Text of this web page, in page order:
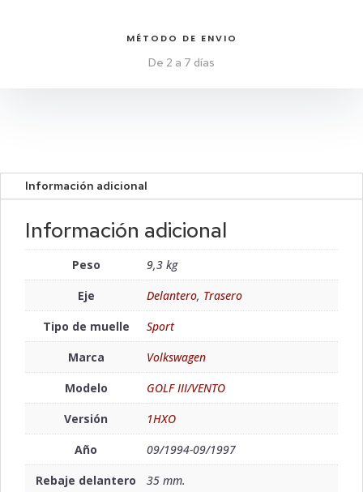
MÉTODO DE ENVIO
De 2 a 7 días
Información adicional
Información adicional
Peso
9,3 kg
Eje
Delantero, Trasero
Tipo de muelle
Sport
Marca
Volkswagen
Modelo
GOLF III/VENTO
Versión
1HXO
Año
09/1994-09/1997
Rebaje delantero
35 mm.